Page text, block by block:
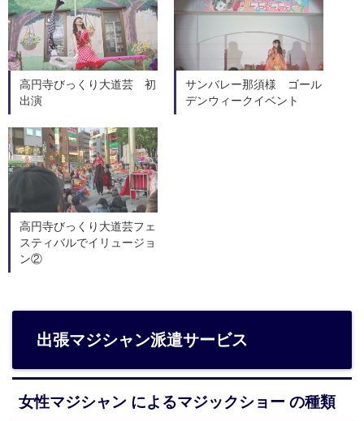
高円寺びっくり大道芸 初
出演
サンバレー那須様 ゴール
デンウィークイベント
高円寺びっくり大道芸フェ
スティバルでイリュージョ
ン②
出張マジシャン派遣サービス
女性マジシャン によるマジックショー の種類